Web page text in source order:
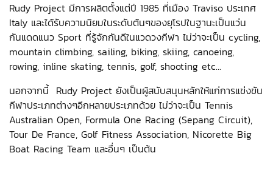
Rudy Project มีการผลิตตั้งแต่ปี 1985 ที่เมือง Traviso ประเทศ
Italy และได้รับความนิยมในระดับต้นๆของยุโรปในฐานะเป็นแว่น
กันแดดแนว Sport ที่รู้จักกันดีในแวดวงกีฬา ไม่ว่าจะเป็น cycling,
mountain climbing, sailing, biking, skiing, canoeing,
rowing, inline skating, tennis, golf, shooting etc...
นอกจากนี้ Rudy Project ยังเป็นผู้สนับสนุนหลักให้แก่การแข่งขัน
กีฬาประเภทต่างๆอีกหลายประเภทด้วย ไม่ว่าจะเป็น Tennis
Australian Open, Formula One Racing (Sepang Circuit),
Tour De France, Golf Fitness Association, Nicorette Big
Boat Racing Team และอื่นๆ เป็นต้น